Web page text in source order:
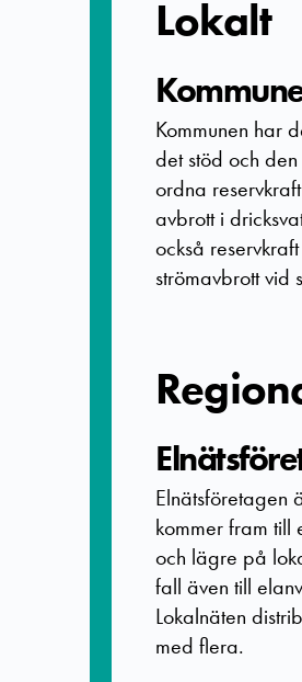
Lokalt
Kommunen har
det stöd och
ordna
avbrott i
också
strömavbrott vid
Elnätsföretagen
kommer fram till
och lägre på
fall även till
Lokalnäten
med flera.